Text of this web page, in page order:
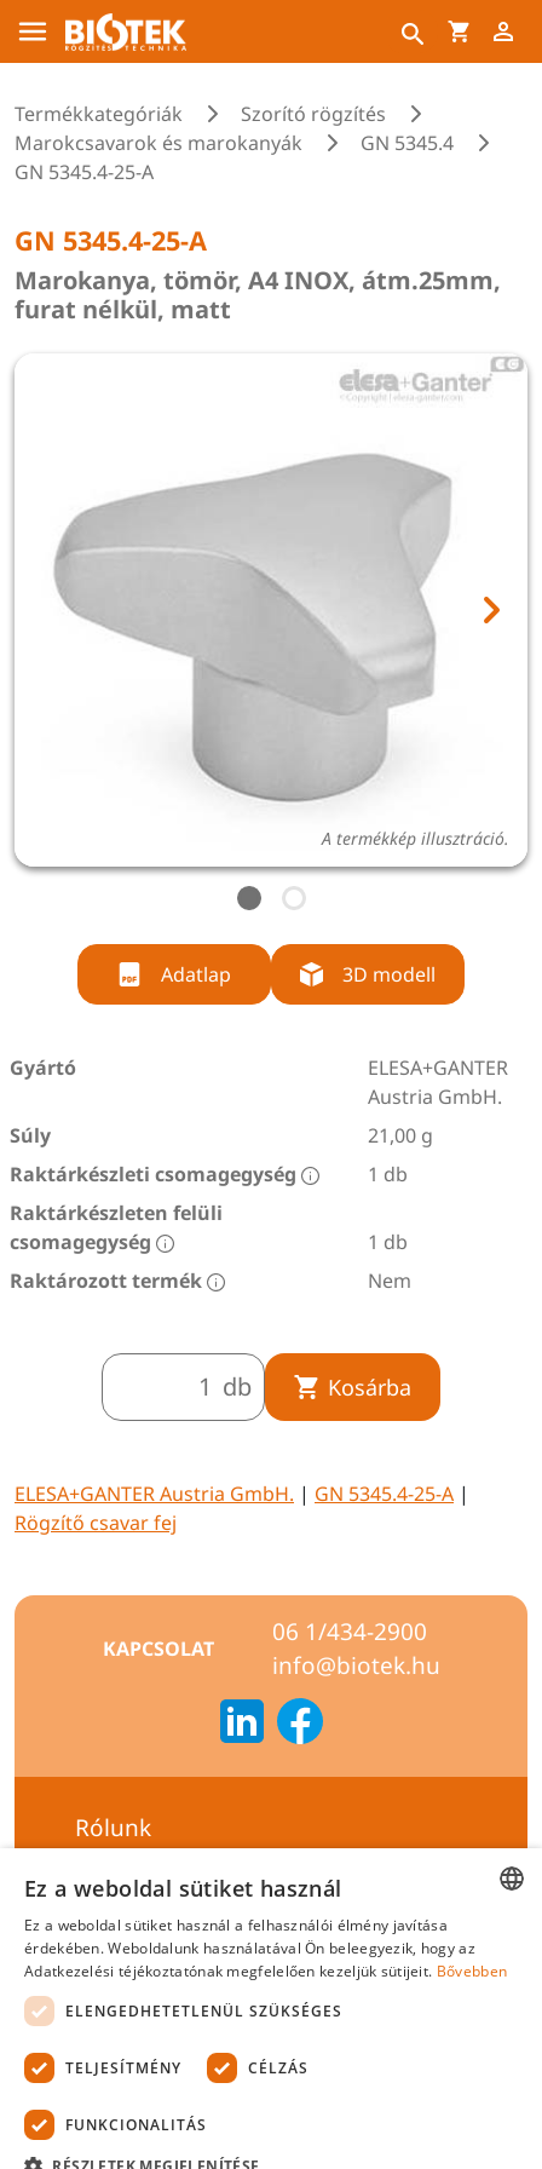
Termékkategóriák
Szorító rögzítés
Marokcsavarok és marokanyák
GN 5345.4
GN 5345.4-25-A
GN 5345.4-25-A
Marokanya, tömör, A4 INOX, átm.25mm,
furat nélkül, matt
A termékkép illusztráció.
Adatlap 3D modell
Gyártó
ELESA+GANTER
Austria GmbH.
Súly
21,00 g
Raktárkészleti csomagegység
1 db
Raktárkészleten felüli
csomagegység
1 db
Raktározott termék
Nem
db Kosárba
ELESA+GANTER Austria GmbH. | GN 5345.4-25-A |
Rögzítő csavar fej
KAPCSOLAT
06 1/434-2900
info@biotek.hu
Rólunk
Hírlevél feliratkozás
Általános szerződési feltételek
Adatvédelmi tájékoztató
Felelősségvállalási nyilatkozat
Tanúsítványok
2026 Minden jog fenntartva.
ENGLISH
Ez a weboldal sütiket használ
Ez a weboldal sütiket használ a felhasználói élmény javítása
érdekében. Weboldalunk használatával Ön beleegyezik, hogy az
Adatkezelési téjékoztatónak megfelelően kezeljük sütijeit. Bővebben
ELENGEDHETETLENÜL SZÜKSÉGES
TELJESÍTMÉNY CÉLZÁS
FUNKCIONALITÁS